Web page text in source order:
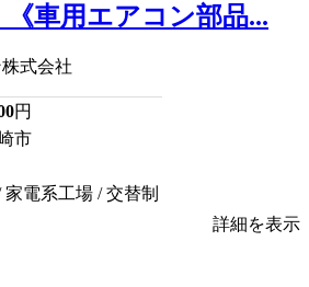
車用エアコン部品...
式会社
円
市
電系工場 / 交替制
詳細を表示